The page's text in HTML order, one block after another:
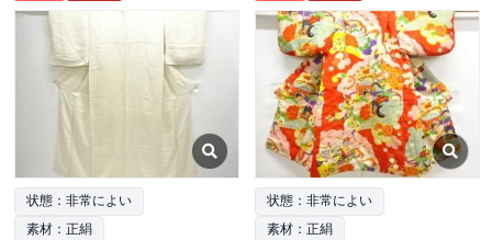
状態：非常によい
素材：正絹
状態：非常によい
素材：正絹